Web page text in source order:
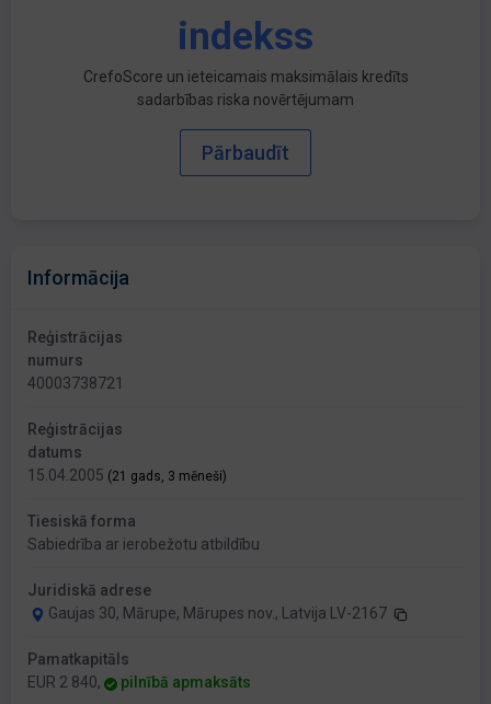
indekss
CrefoScore un ieteicamais maksimālais kredīts
sadarbības riska novērtējumam
Pārbaudīt
Informācija
Reģistrācijas
numurs
40003738721
Reģistrācijas
datums
15.04.2005 (21 gads, 3 mēneši)
Tiesiskā forma
Sabiedrība ar ierobežotu atbildību
Juridiskā adrese
Gaujas 30, Mārupe, Mārupes nov., Latvija LV-2167
Pamatkapitāls
EUR 2 840,
pilnībā apmaksāts